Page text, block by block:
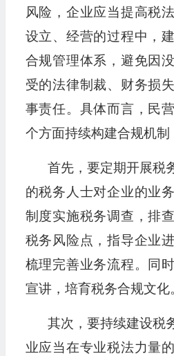
风险，企业应当提高税
设立、经营的过程中，
合规管理体系，避免因
受的法律制裁、财务损
事责任。具体而言，民
个方面持续构建合规机制
首先，要定期开展税
的税务人士对企业的业
制度实施税务调查，排
税务风险点，指导企业
梳理完善业务流程。同
宣讲，培育税务合规文化
其次，要持续建设税
业应当在专业税法力量